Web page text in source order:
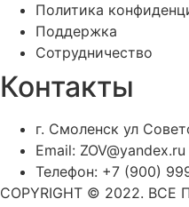
Политика
Поддержка
Сотрудничество
Контакты
г. Смоленск ул
Email: ZOV@yandex.ru
Телефон: +7 (900)
COPYRIGHT © 2022.